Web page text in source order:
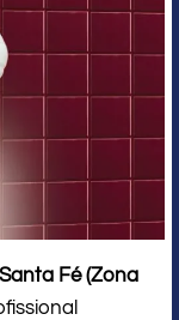
Fé (Zona